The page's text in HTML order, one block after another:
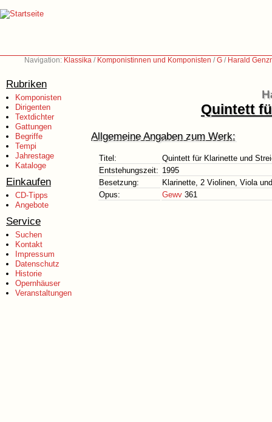
Navigation: Klassika / Komponistinnen und Komponisten /G / Harald
Rubriken
Komponisten
Dirigenten
Textdichter
Gattungen
Begriffe
Tempi
Jahrestage
Kataloge
Einkaufen
CD-Tipps
Angebote
Service
Suchen
Kontakt
Impressum
Datenschutz
Historie
Opernhäuser
Veranstaltungen
Quintett
Allgemeine Angaben zum Werk:
Titel:
Quintett für Klarinette und
Entstehungszeit: 1995
Besetzung:
Klarinette, 2 Violinen, Viola
Opus:
Gewv 361